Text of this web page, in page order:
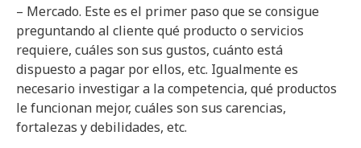
– Mercado. Este es el primer paso que se consigue
preguntando al cliente qué producto o servicios
requiere, cuáles son sus gustos, cuánto está
dispuesto a pagar por ellos, etc. Igualmente es
necesario investigar a la competencia, qué productos
le funcionan mejor, cuáles son sus carencias,
fortalezas y debilidades, etc.